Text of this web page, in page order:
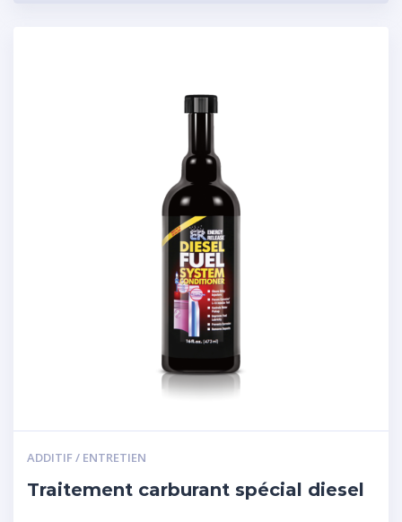
ADDITIF / ENTRETIEN
Traitement carburant spécial diesel